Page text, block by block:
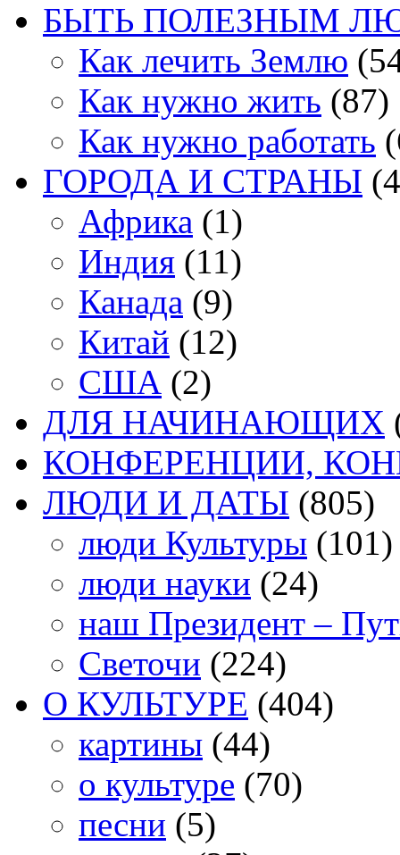
БЫТЬ ПОЛЕЗНЫМ
Как лечить Землю
Как нужно жить (87)
Как нужно работать
ГОРОДА И СТРАНЫ
Африка (1)
Индия (11)
Канада (9)
Китай (12)
США (2)
ДЛЯ НАЧИНАЮЩИХ
КОНФЕРЕНЦИИ,
ЛЮДИ И ДАТЫ (805)
люди Культуры (101)
люди науки (24)
наш Президент –
Светочи (224)
О КУЛЬТУРЕ (404)
картины (44)
о культуре (70)
песни (5)